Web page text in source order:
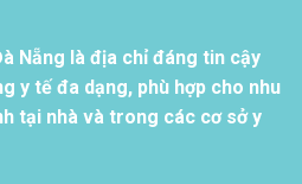
Nẵng là địa chỉ đáng tin cậy
y tế đa dạng, phù hợp cho nhu
tại nhà và trong các cơ sở y